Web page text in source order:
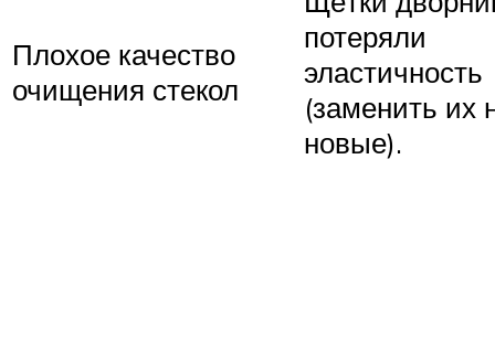
Плохое качество
очищения стекол
потеряли
эластичность
(заменить их
новые).